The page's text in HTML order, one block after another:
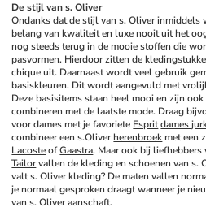
De stijl van s. Oliver
Ondanks dat de stijl van s. Oliver inmiddels
belang van kwaliteit en luxe nooit uit het
nog steeds terug in de mooie stoffen die
pasvormen. Hierdoor zitten de
chique uit. Daarnaast wordt veel gebruik
basiskleuren. Dit wordt aangevuld met
Deze basisitems staan heel mooi en zijn
combineren met de laatste mode. Draag
voor dames met je favoriete Espritdames
combineer een s.Oliver herenbroek met een
Lacoste of Gaastra. Maar ook bij liefhebbers
Tailor vallen de kleding en schoenen van s.
valt s. Oliver kleding? De maten vallen
je normaal gesproken draagt wanneer je
van s. Oliver aanschaft.